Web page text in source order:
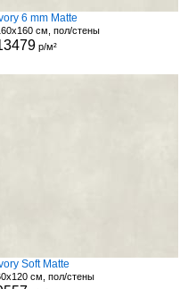
6 mm Matte
см, пол/стены
р/м²
Soft Matte
см, пол/стены